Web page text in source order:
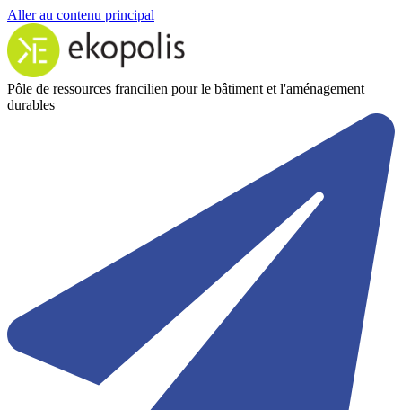
Aller au contenu principal
Pôle de ressources francilien pour le bâtiment et l'aménagement
durables